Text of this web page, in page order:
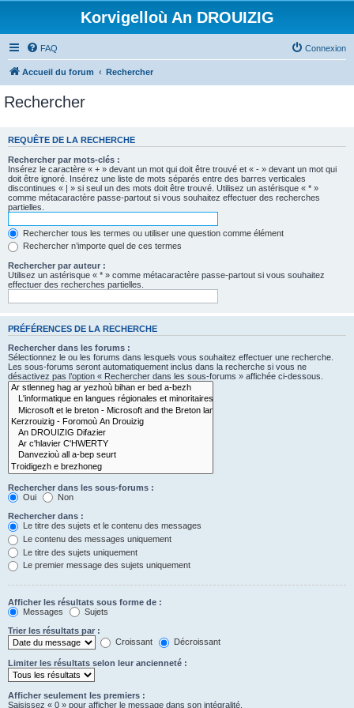
Korvigelloù An DROUIZIG
FAQ Connexion
Accueil du forum Rechercher
Rechercher
REQUÊTE DE LA RECHERCHE
Rechercher par mots-clés :
Insérez le caractère « + » devant un mot qui doit être trouvé et « - » devant un mot qui
doit être ignoré. Insérez une liste de mots séparés entre des barres verticales
discontinues « | » si seul un des mots doit être trouvé. Utilisez un astérisque « * »
comme métacaractère passe-partout si vous souhaitez effectuer des recherches
partielles.
Rechercher tous les termes ou utiliser une question comme élément
Rechercher n’importe quel de ces termes
Rechercher par auteur :
Utilisez un astérisque « * » comme métacaractère passe-partout si vous souhaitez
effectuer des recherches partielles.
PRÉFÉRENCES DE LA RECHERCHE
Rechercher dans les forums :
Sélectionnez le ou les forums dans lesquels vous souhaitez effectuer une recherche.
Les sous-forums seront automatiquement inclus dans la recherche si vous ne
désactivez pas l’option « Rechercher dans les sous-forums » affichée ci-dessous.
Rechercher dans les sous-forums :
Oui
Non
Rechercher dans :
Le titre des sujets et le contenu des messages
Le contenu des messages uniquement
Le titre des sujets uniquement
Le premier message des sujets uniquement
Afficher les résultats sous forme de :
Messages
Sujets
Trier les résultats par :
Croissant
Décroissant
Limiter les résultats selon leur ancienneté :
Afficher seulement les premiers :
Saisissez « 0 » pour afficher le message dans son intégralité.